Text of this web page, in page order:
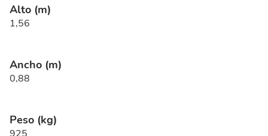
Alto (m)
1,56
Ancho (m)
0,88
Peso (kg)